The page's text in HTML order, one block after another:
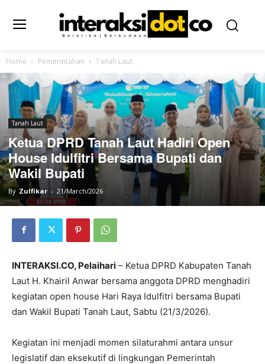
Home Pemerintahan Tanah Laut
Tanah Laut
Ketua DPRD Tanah Laut Hadiri Open
House Idulfitri Bersama Bupati dan
Wakil Bupati
By Zulfikar - 21/March/2026
INTERAKSI.CO, Pelaihari – Ketua DPRD Kabupaten Tanah
Laut H. Khairil Anwar bersama anggota DPRD menghadiri
kegiatan open house Hari Raya Idulfitri bersama Bupati
dan Wakil Bupati Tanah Laut, Sabtu (21/3/2026).
Kegiatan ini menjadi momen silaturahmi antara unsur
legislatif dan eksekutif di lingkungan Pemerintah